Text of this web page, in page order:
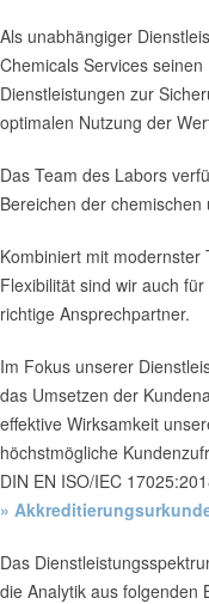
Als unabhängiger
Chemicals Services
Dienstleistungen zur
optimalen Nutzung der
Das Team des Labors
Bereichen der
Kombiniert mit
Flexibilität sind wir auch
richtige Ansprechpartner.
Im Fokus unserer
das Umsetzen der
effektive Wirksamkeit
höchstmögliche
DIN EN ISO/IEC
»
Das
die Analytik aus folgenden